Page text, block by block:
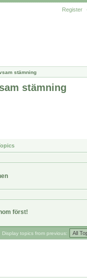
Register
stämning
stämning
först!
Display topics from previous: